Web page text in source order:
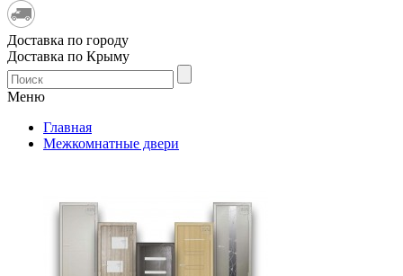
Доставка по городу
Доставка по Крыму
Меню
Главная
Межкомнатные двери